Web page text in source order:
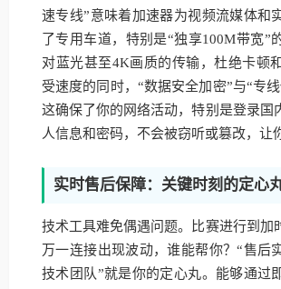
速专线”意味着加速器为视频流媒体和
了专用车道，特别是“独享100M带宽”
对蓝光甚至4K画质的传输，杜绝卡顿
受速度的同时，“数据安全加密”与“专线
这确保了你的网络活动，特别是登录国
人信息和密码，不会被窃听或篡改，让
实时售后保障：关键时刻的定心
技术工具难免偶遇问题。比赛进行到加
万一连接出现波动，谁能帮你？“售后
技术团队”就是你的定心丸。能够通过